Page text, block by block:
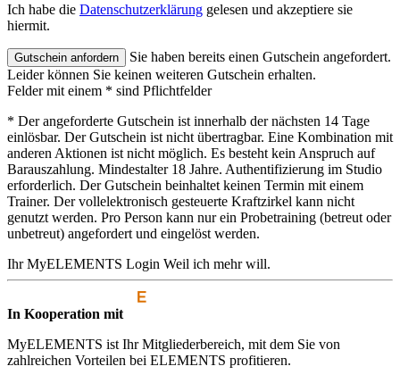
Ich habe die Datenschutzerklärung gelesen und akzeptiere sie
hiermit.
Sie haben bereits einen Gutschein angefordert.
Leider können Sie keinen weiteren Gutschein erhalten.
Felder mit einem * sind Pflichtfelder
* Der angeforderte Gutschein ist innerhalb der nächsten 14 Tage
einlösbar. Der Gutschein ist nicht übertragbar. Eine Kombination mit
anderen Aktionen ist nicht möglich. Es besteht kein Anspruch auf
Barauszahlung. Mindestalter 18 Jahre. Authentifizierung im Studio
erforderlich. Der Gutschein beinhaltet keinen Termin mit einem
Trainer. Der vollelektronisch gesteuerte Kraftzirkel kann nicht
genutzt werden. Pro Person kann nur ein Probetraining (betreut oder
unbetreut) angefordert und eingelöst werden.
Ihr MyELEMENTS Login Weil ich mehr will.
In Kooperation mit
MyELEMENTS ist Ihr Mitgliederbereich, mit dem Sie von
zahlreichen Vorteilen bei ELEMENTS profitieren.